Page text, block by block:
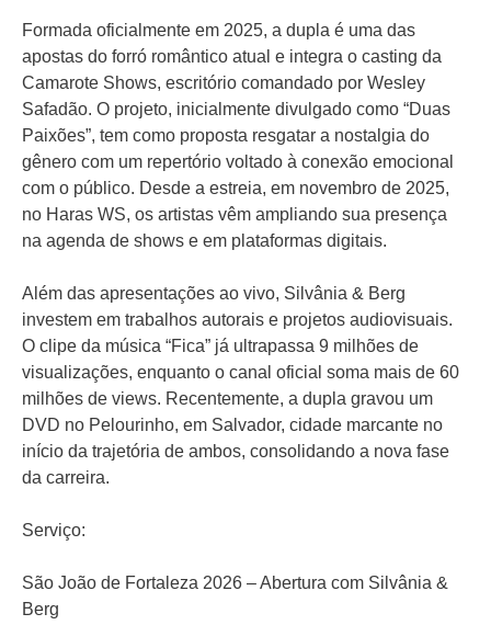
Formada oficialmente em 2025, a dupla é uma das
apostas do forró romântico atual e integra o casting da
Camarote Shows, escritório comandado por Wesley
Safadão. O projeto, inicialmente divulgado como “Duas
Paixões”, tem como proposta resgatar a nostalgia do
gênero com um repertório voltado à conexão emocional
com o público. Desde a estreia, em novembro de 2025,
no Haras WS, os artistas vêm ampliando sua presença
na agenda de shows e em plataformas digitais.
Além das apresentações ao vivo, Silvânia & Berg
investem em trabalhos autorais e projetos audiovisuais.
O clipe da música “Fica” já ultrapassa 9 milhões de
visualizações, enquanto o canal oficial soma mais de 60
milhões de views. Recentemente, a dupla gravou um
DVD no Pelourinho, em Salvador, cidade marcante no
início da trajetória de ambos, consolidando a nova fase
da carreira.
Serviço:
São João de Fortaleza 2026 – Abertura com Silvânia &
Berg